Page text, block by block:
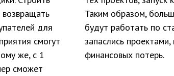
для
смогут
же, с 1
сможет
Таким образом,
будут работать по
запаслись
финансовых потерь.